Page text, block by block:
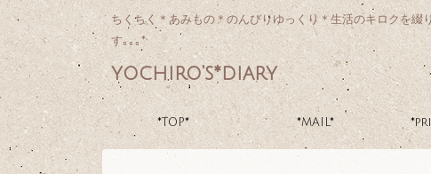
ちくちく＊あみもの＊のんびりゆっくり＊生活のキロクを綴
す｡｡｡*
yochiro's*diary
*TOP* *MAIL*